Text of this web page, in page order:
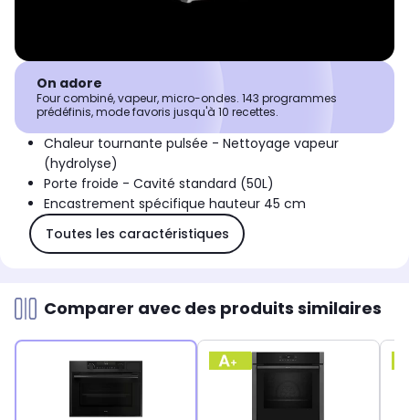
On adore
Four combiné, vapeur, micro-ondes. 143 programmes
prédéfinis, mode favoris jusqu'à 10 recettes.
Chaleur tournante pulsée - Nettoyage vapeur
(hydrolyse)
Porte froide - Cavité standard (50L)
Encastrement spécifique hauteur 45 cm
Toutes les caractéristiques
Comparer avec des produits similaires